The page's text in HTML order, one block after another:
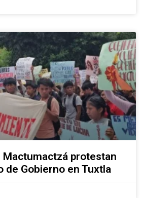
Mactumactzá protestan
de Gobierno en Tuxtla